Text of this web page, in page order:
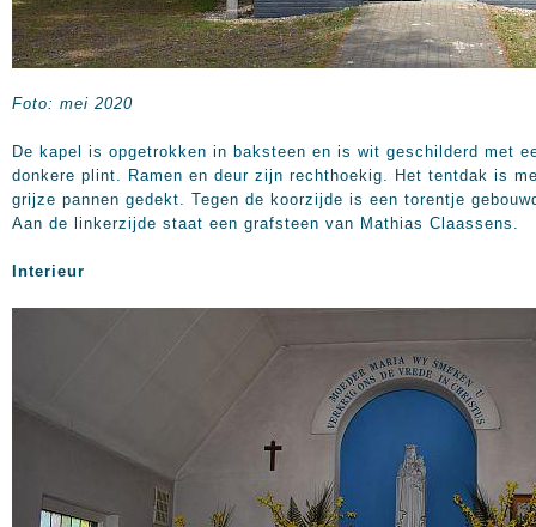
Foto: mei 2020
De kapel is opgetrokken in baksteen en is wit geschilderd met
donkere plint. Ramen en deur zijn rechthoekig. Het tentdak is
grijze pannen gedekt. Tegen de koorzijde is een torentje
Aan de linkerzijde staat een grafsteen van Mathias Claassens.
Interieur